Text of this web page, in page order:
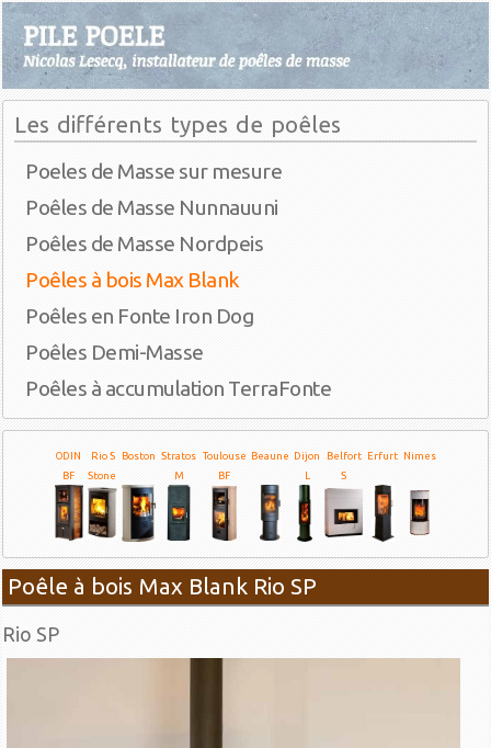
Les différents types de poêles
Poeles de Masse sur mesure
Poêles de Masse Nunnauuni
Poêles de Masse Nordpeis
Poêles à bois Max Blank
Poêles en Fonte Iron Dog
Poêles Demi-Masse
Poêles à accumulation TerraFonte
ODIN
BF
Rio S
Stone
Boston Stratos
M
Toulouse
BF
Beaune Dijon
L
Belfort
S
Erfurt Nimes
Poêle à bois Max Blank Rio SP
Rio SP